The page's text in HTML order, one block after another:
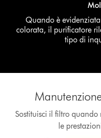
Quando è
colorata, il purificatore
tipo di
Sostituisci il filtro
le